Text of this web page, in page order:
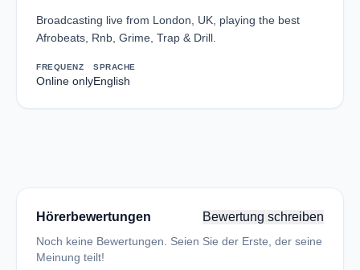
Broadcasting live from London, UK, playing the best
Afrobeats, Rnb, Grime, Trap & Drill.
FREQUENZ
Online only
SPRACHE
English
Hörerbewertungen Bewertung schreiben
Noch keine Bewertungen. Seien Sie der Erste, der seine
Meinung teilt!